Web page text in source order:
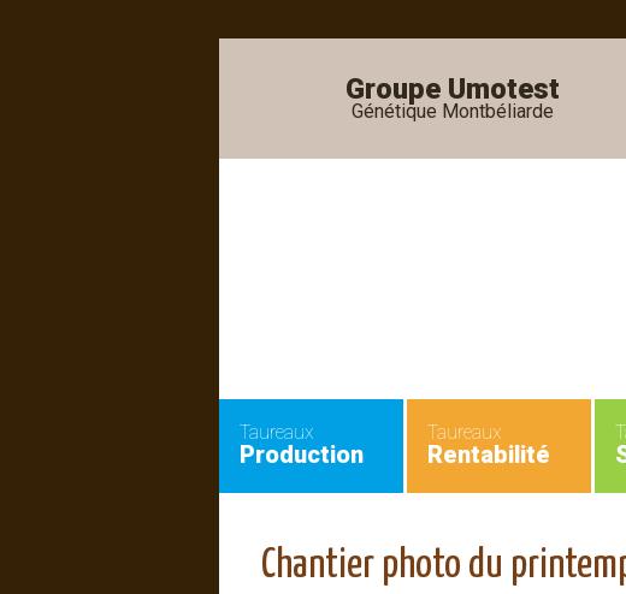
Groupe Umotest
Génétique Montbéliarde
Taureaux
Production
Taureaux
Rentabilité
Chantier photo du